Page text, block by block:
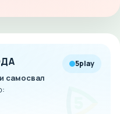
самосвал
5play